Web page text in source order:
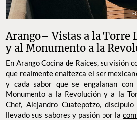
Arango– Vistas a la Torre
y al Monumento a la
En Arango Cocina de Raíces, su visión
que realmente enaltezca el ser
y cada sabor que se engalanan
Monumento a la Revolución y a la
Chef, Alejandro Cuatepotzo,
llevado sus sabores y pasión por la